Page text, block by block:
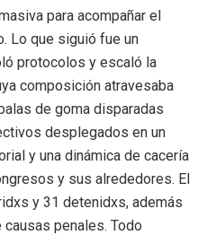
para acompañar el
Lo que siguió fue un
protocolos y escaló la
composición atravesaba
de goma disparadas
desplegados en un
y una dinámica de cacería
y sus alrededores. El
y 31 detenidxs, además
penales. Todo